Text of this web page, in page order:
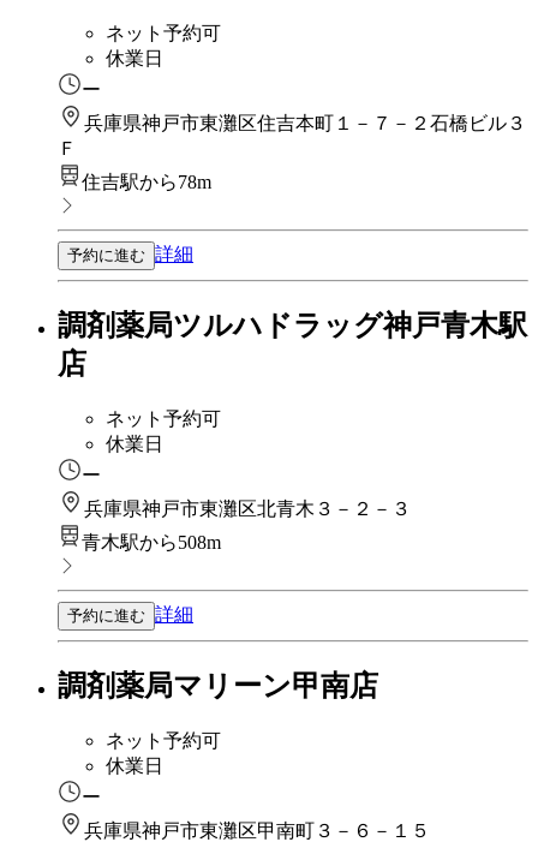
ネット予約可
休業日
ー
兵庫県神戸市東灘区住吉本町１－７－２石橋ビル３
Ｆ
住吉駅から78m
予約に進む 詳細
調剤薬局ツルハドラッグ神戸青木駅
店
ネット予約可
休業日
ー
兵庫県神戸市東灘区北青木３－２－３
青木駅から508m
予約に進む 詳細
調剤薬局マリーン甲南店
ネット予約可
休業日
ー
兵庫県神戸市東灘区甲南町３－６－１５